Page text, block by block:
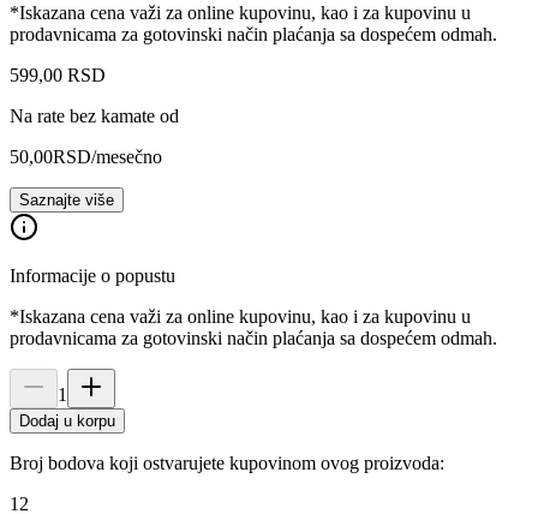
*Iskazana cena važi za online kupovinu, kao i za kupovinu u
prodavnicama za gotovinski način plaćanja sa dospećem odmah.
599,00 RSD
Na rate bez kamate od
50,00RSD/mesečno
Saznajte više
Informacije o popustu
*Iskazana cena važi za online kupovinu, kao i za kupovinu u
prodavnicama za gotovinski način plaćanja sa dospećem odmah.
1
Dodaj u korpu
Broj bodova koji ostvarujete kupovinom ovog proizvoda:
12